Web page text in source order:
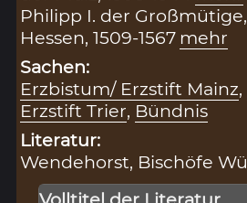
Philipp I. der
Hessen, 1509-1567 mehr
Sachen:
Erzbistum/ Erzstift Mainz,
Erzstift Trier, Bündnis
Literatur:
Wendehorst, Bischöfe